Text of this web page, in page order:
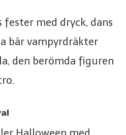
med dryck, dans
bär vampyrdräkter
den berömda figuren